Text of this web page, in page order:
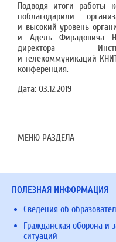
Подводя итоги работы
поблагодарили
и высокий уровень
и Адель Фирадовича
директора
и телекоммуникаций
конференция.
Дата: 03.12.2019
МЕНЮ РАЗДЕЛА
ПОЛЕЗНАЯ ИНФОРМАЦИЯ
Сведения об
Гражданская оборона и
ситуаций